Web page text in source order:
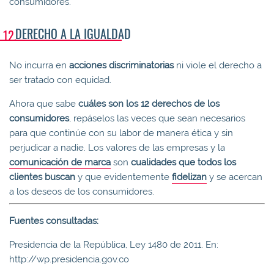
DERECHO A LA IGUALDAD
No incurra en acciones discriminatoriasni viole el derecho a
ser tratado con equidad.
Ahora que sabe cuáles son los 12 derechos de los
consumidores, repáselos las veces que sean necesarios
para que continúe con su labor de manera ética y sin
perjudicar a nadie. Los valores de las empresas y la
comunicación de marca son cualidades que todos los
clientes buscan y que evidentemente fidelizan y se acercan
a los deseos de los consumidores.
Fuentes consultadas:
Presidencia de la República, Ley 1480 de 2011. En:
http://wp.presidencia.gov.co